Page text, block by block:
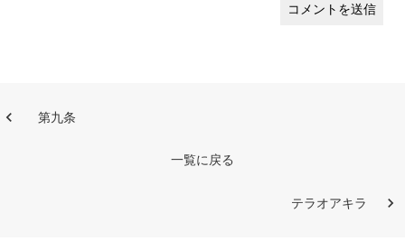
第九条
一覧に戻る
テラオアキラ